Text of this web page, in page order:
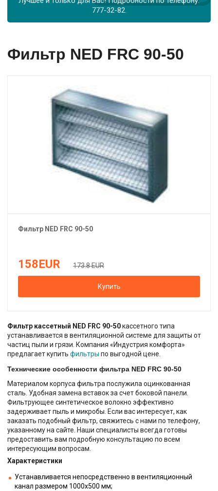
777-32-82.
Фильтр NED FRC 90-50
Фильтр NED FRC 90-50
158EUR 173.8 EUR
Купить
Фильтр кассетный NED FRC 90-50кассетного типа
устанавливается в вентиляционной системе для защиты от
частиц пыли и грязи. Компания «Индустрия комфорта»
предлагает купить фильтры по выгодной цене.
Технические особенности фильтра NED FRC 90-50
Материалом корпуса фильтра послужила оцинкованная
сталь. Удобная замена вставок за счет боковой панели.
Фильтрующее синтетическое волокно эффективно
задерживает пыль и микробы. Если вас интересует, как
заказать подобный фильтр, свяжитесь с нами по телефону,
указанному на сайте. Наши специалисты всегда готовы
предоставить вам подробную консультацию по всем
интересующим вопросам.
Характеристики
Устанавливается непосредственно в вентиляционный
канал размером 1000х500 мм;